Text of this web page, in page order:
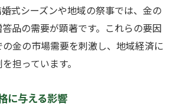
式シーズンや地域の祭事では、金の
品の需要が顕著です。これらの要因
金の市場需要を刺激し、地域経済に
担っています。
に与える影響